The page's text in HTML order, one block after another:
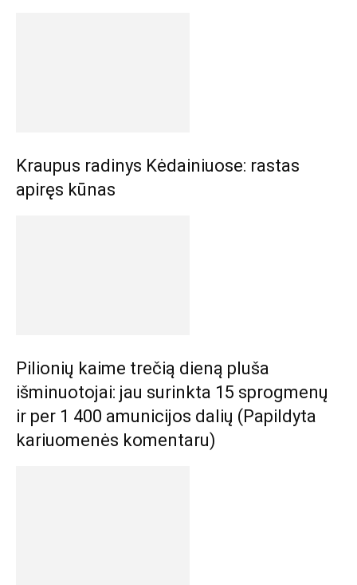
Kraupus radinys Kėdainiuose: rastas
apiręs kūnas
Pilionių kaime trečią dieną pluša
išminuotojai: jau surinkta 15 sprogmenų
ir per 1 400 amunicijos dalių (Papildyta
kariuomenės komentaru)